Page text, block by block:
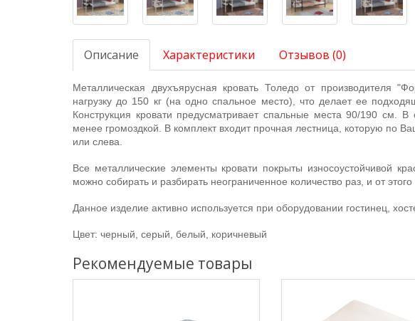
Описание Характеристики Отзывов (0)
Металлическая двухъярусная кровать Толедо от производителя
нагрузку до 150 кг (на одно спальное место), что делает ее
Конструкция кровати предусматривает спальные места 90/190 см.
менее громоздкой. В комплект входит прочная лестница, которую по
или слева.
Все металлические элементы кровати покрыты износоустойчивой
можно собирать и разбирать неограниченное количество раз, и от
Данное изделие активно используется при оборудовании гостинец,
Цвет: черный, серый, белый, коричневый
Рекомендуемые товары